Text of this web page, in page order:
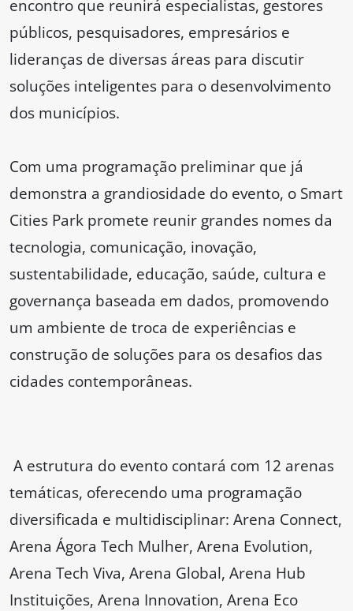
encontro que reunirá especialistas, gestores
públicos, pesquisadores, empresários e
lideranças de diversas áreas para discutir
soluções inteligentes para o desenvolvimento
dos municípios.
Com uma programação preliminar que já
demonstra a grandiosidade do evento, o Smart
Cities Park promete reunir grandes nomes da
tecnologia, comunicação, inovação,
sustentabilidade, educação, saúde, cultura e
governança baseada em dados, promovendo
um ambiente de troca de experiências e
construção de soluções para os desafios das
cidades contemporâneas.
A estrutura do evento contará com 12 arenas
temáticas, oferecendo uma programação
diversificada e multidisciplinar: Arena Connect,
Arena Ágora Tech Mulher, Arena Evolution,
Arena Tech Viva, Arena Global, Arena Hub
Instituições, Arena Innovation, Arena Eco